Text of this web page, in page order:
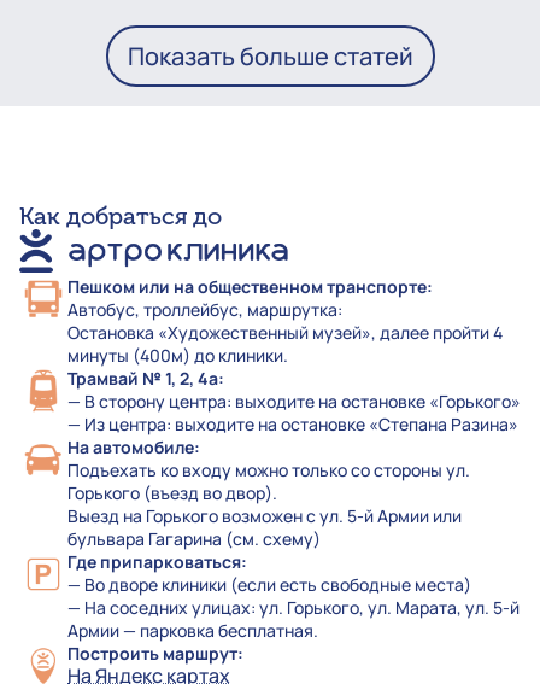
Показать больше статей
Как добраться до
Пешком или на общественном транспорте:
Автобус, троллейбус, маршрутка:
Остановка «Художественный музей», далее пройти 4
минуты (400м) до клиники.
Трамвай № 1, 2, 4а:
— В сторону центра: выходите на остановке «Горького»
— Из центра: выходите на остановке «Степана Разина»
На автомобиле:
Подъехать ко входу можно только со стороны ул.
Горького (въезд во двор).
Выезд на Горького возможен с ул. 5-й Армии или
бульвара Гагарина (см. схему)
Где припарковаться:
— Во дворе клиники (если есть свободные места)
— На соседних улицах: ул. Горького, ул. Марата, ул. 5-й
Армии — парковка бесплатная.
Построить маршрут:
На Яндекс картах